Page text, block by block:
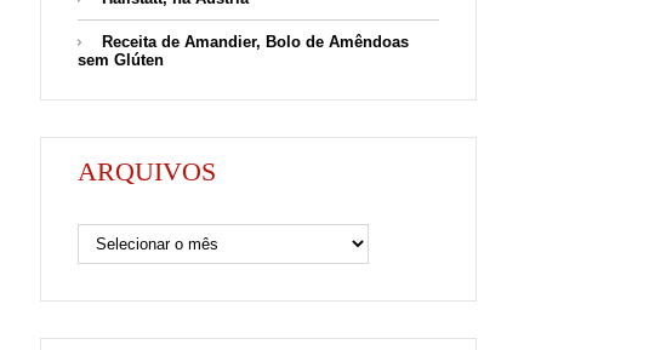
Receita de Amandier, Bolo de Amêndoas
sem Glúten
ARQUIVOS